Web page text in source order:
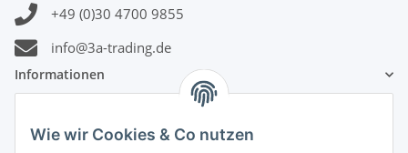
Wie wir Cookies & Co nutzen
+49 (0)30 4700 9855
info@3a-trading.de
Informationen
Gesetzliche Informationen